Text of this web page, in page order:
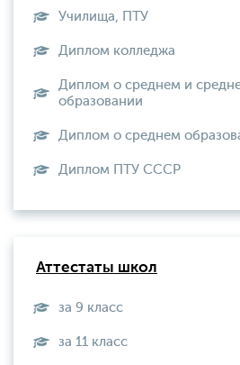
Училища, ПТУ
Диплом колледжа
Диплом о среднем и
образовании
Диплом о среднем
Диплом ПТУ СССР
Аттестаты школ
за 9 класс
за 11 класс